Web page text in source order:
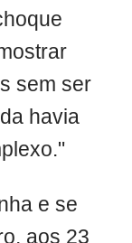
sem ser
havia
e se
aos 23